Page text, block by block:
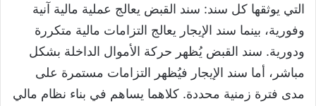
التي يوثقها كل سند: سند القبض يعالج عملية مالية آنية
وفورية، بينما سند الإيجار يعالج التزامات مالية متكررة
ودورية. سند القبض يُظهر حركة الأموال الداخلة بشكل
مباشر، أما سند الإيجار فيُظهر التزامات مستمرة على
مدى فترة زمنية محددة. كلاهما يساهم في بناء نظام مالي